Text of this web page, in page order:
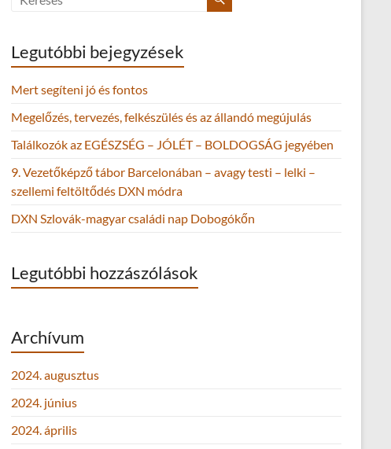
Legutóbbi bejegyzések
Mert segíteni jó és fontos
Megelőzés, tervezés, felkészülés és az állandó megújulás
Találkozók az EGÉSZSÉG – JÓLÉT – BOLDOGSÁG jegyében
9. Vezetőképző tábor Barcelonában – avagy testi – lelki –
szellemi feltöltődés DXN módra
DXN Szlovák-magyar családi nap Dobogókőn
Legutóbbi hozzászólások
Archívum
2024. augusztus
2024. június
2024. április